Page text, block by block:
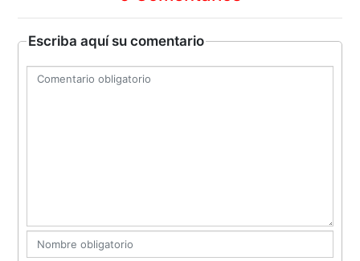
Escriba aquí su comentario